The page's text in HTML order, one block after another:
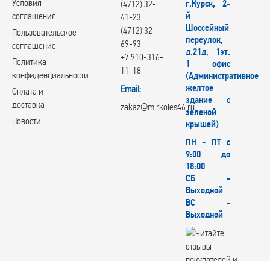
Условия
соглашения
Пользовательское
соглашение
Политика
конфиденциальности
Оплата и
доставка
Новости
(4712) 32-
41-23
(4712) 32-
69-93
+7 910-316-
11-18
Email:
zakaz@mirkoles46.ru
г.Курск, 2-
й
Шоссейный
переулок,
д.21д, 1эт.
1 офис
(Административное
желтое
здание с
зеленой
крышей)
ПН - ПТ с
9:00 до
18:00
СБ -
Выходной
ВС -
Выходной